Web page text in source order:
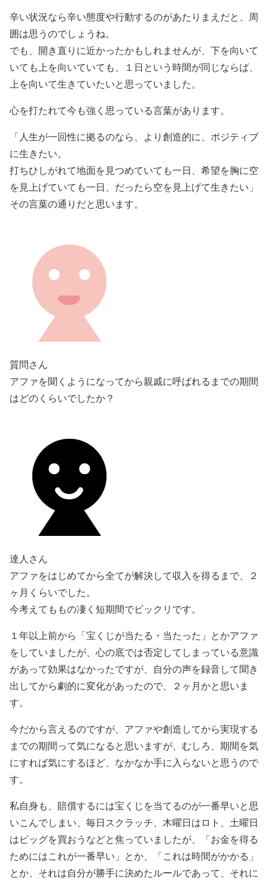
辛い状況なら辛い態度や行動するのがあたりまえだと、周
囲は思うのでしょうね。
でも、開き直りに近かったかもしれませんが、下を向いて
いても上を向いていても、１日という時間が同じならば、
上を向いて生きていたいと思っていました。
心を打たれて今も強く思っている言葉があります。
「人生が一回性に拠るのなら、より創造的に、ポジティブ
に生きたい。
打ちひしがれて地面を見つめていても一日、希望を胸に空
を見上げていても一日、だったら空を見上げて生きたい」
その言葉の通りだと思います。
質問さん
アファを聞くようになってから親戚に呼ばれるまでの期間
はどのくらいでしたか？
達人さん
アファをはじめてから全てが解決して収入を得るまで、２
ヶ月くらいでした。
今考えてももの凄く短期間でビックリです。
１年以上前から「宝くじが当たる・当たった」とかアファ
をしていましたが、心の底では否定してしまっている意識
があって効果はなかったですが、自分の声を録音して聞き
出してから劇的に変化があったので、２ヶ月かと思いま
す。
今だから言えるのですが、アファや創造してから実現する
までの期間って気になると思いますが、むしろ、期間を気
にすれば気にするほど、なかなか手に入らないと思うので
す。
私自身も、賠償するには宝くじを当てるのが一番早いと思
いこんでしまい、毎日スクラッチ、木曜日はロト、土曜日
はビッグを買おうなどと焦っていましたが、「お金を得る
ためにはこれが一番早い」とか、「これは時間がかかる」
とか、それは自分が勝手に決めたルールであって、それに